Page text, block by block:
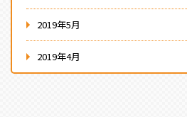
2019年5月
2019年4月